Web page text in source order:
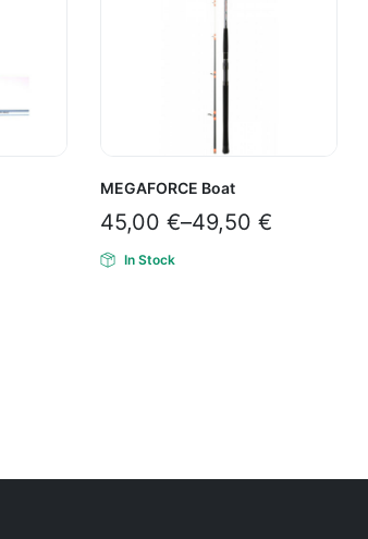
MEGAFORCE Boat
45,00 €–49,50 €
In Stock